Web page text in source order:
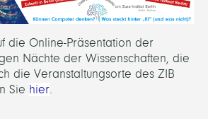
die Online-Präsentation der
Nächte der Wissenschaften, die
die Veranstaltungsorte des ZIB
Sie hier.